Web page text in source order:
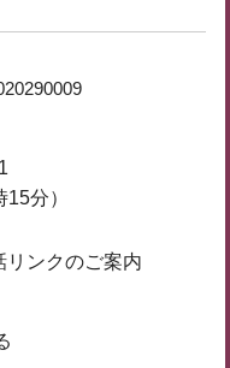
分）
リンクのご案内